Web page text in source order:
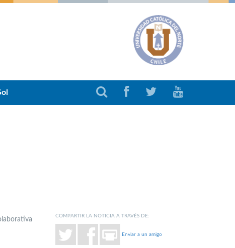
COMPARTIR LA NOTICIA A TRAVÉS DE:
Enviar a un amigo